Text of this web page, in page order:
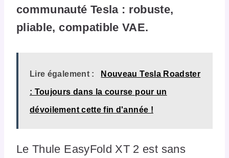
communauté Tesla : robuste,
pliable, compatible VAE.
Lire également : Nouveau Tesla Roadster
: Toujours dans la course pour un
dévoilement cette fin d'année !
Le Thule EasyFold XT 2 est sans